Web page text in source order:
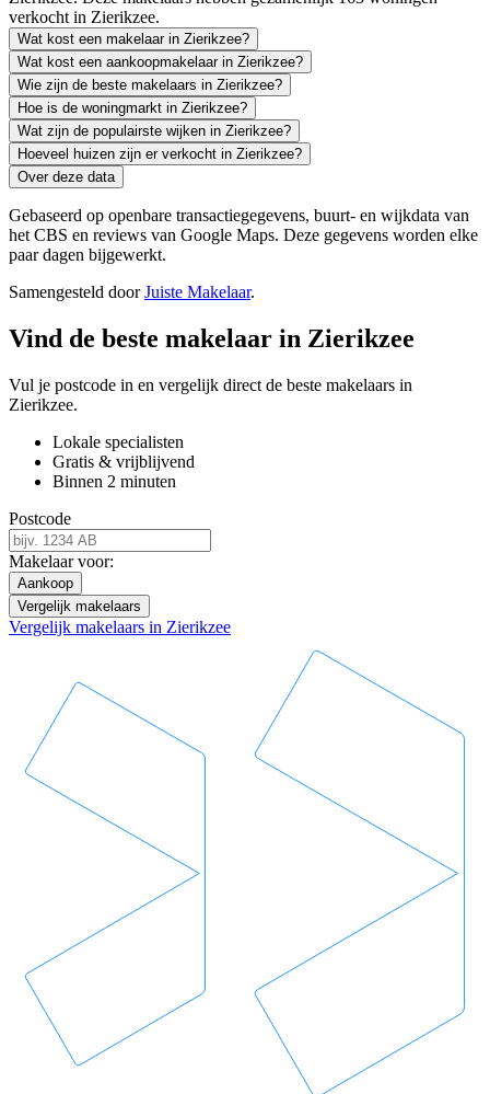
verkocht in Zierikzee.
Wat kost een makelaar in Zierikzee?
Wat kost een aankoopmakelaar in Zierikzee?
Wie zijn de beste makelaars in Zierikzee?
Hoe is de woningmarkt in Zierikzee?
Wat zijn de populairste wijken in Zierikzee?
Hoeveel huizen zijn er verkocht in Zierikzee?
Over deze data
Gebaseerd op openbare transactiegegevens, buurt- en wijkdata van
het CBS en reviews van Google Maps. Deze gegevens worden elke
paar dagen bijgewerkt.
Samengesteld doorJuiste Makelaar.
Vind de beste makelaar in Zierikzee
Vul je postcode in en vergelijk direct de beste makelaars in
Zierikzee.
Lokale specialisten
Gratis & vrijblijvend
Binnen 2 minuten
Postcode
Makelaar voor:
Aankoop
Vergelijk makelaars
Vergelijk makelaars in Zierikzee